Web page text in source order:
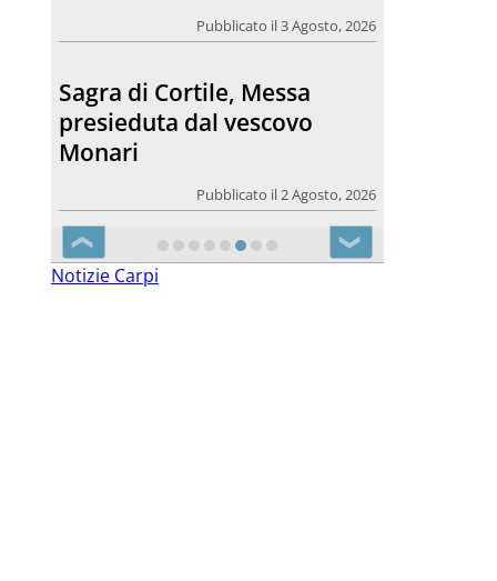
Pubblicato il 3 Agosto, 2026
Sagra di Cortile, Messa
presieduta dal vescovo
Monari
Pubblicato il 2 Agosto, 2026
❮ ❯
Notizie Carpi